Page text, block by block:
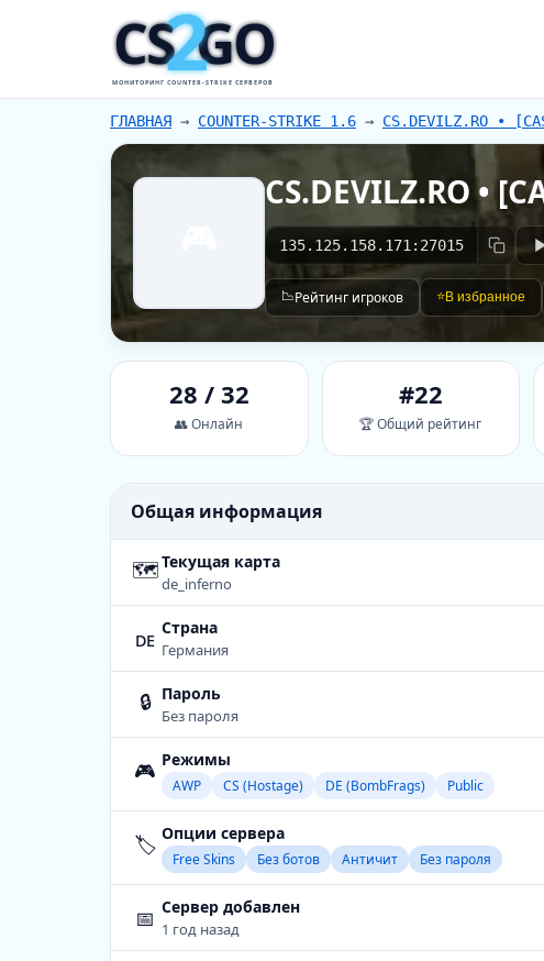
CS GO
2
МОНИТОРИНГ COUNTER-STRIKE СЕРВЕРОВ
ГЛАВНАЯ → COUNTER-STRIKE 1.6 → CS.DEVILZ.RO •
CS.DEVILZ.RO •
135.125.158.171:27015
📉Рейтинг игроков ⭐В избранное
28 / 32
👥 Онлайн
#22
🏆 Общий рейтинг
Общая информация
🗺Текущая карта
de_inferno
de Страна
Германия
🔒 Пароль
Без пароля
🎮 Режимы
AWP CS (Hostage) DE (BombFrags) Public
🏷️ Опции сервера
Free Skins Без ботов Античит Без пароля
📅 Сервер добавлен
1 год назад